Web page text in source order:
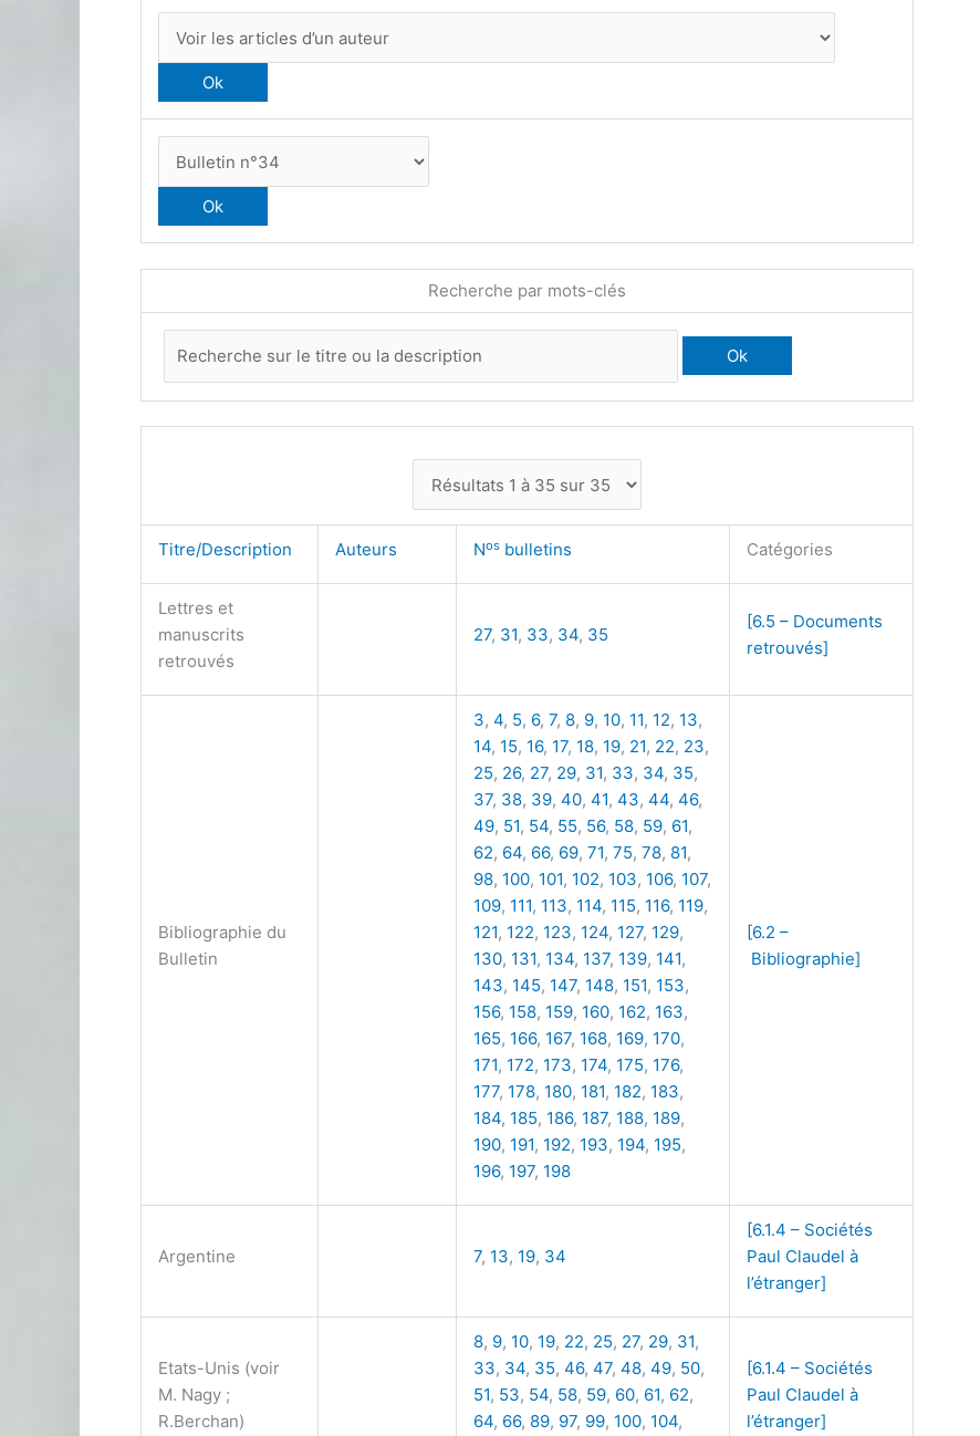
Recherche par mots-clés
Titre/Description Auteurs Nos bulletins Catégories
Lettres et
manuscrits
retrouvés
27, 31, 33, 34, 35
[6.5 – Documents
retrouvés]
Bibliographie du
Bulletin
3, 4, 5, 6, 7, 8, 9, 10, 11, 12, 13,
14, 15, 16, 17, 18, 19, 21, 22, 23,
25, 26, 27, 29, 31, 33, 34, 35,
37, 38, 39, 40, 41, 43, 44, 46,
49, 51, 54, 55, 56, 58, 59, 61,
62, 64, 66, 69, 71, 75, 78, 81,
98, 100, 101, 102, 103, 106, 107,
109, 111, 113, 114, 115, 116, 119,
121, 122, 123, 124, 127, 129,
130, 131, 134, 137, 139, 141,
143, 145, 147, 148, 151, 153,
156, 158, 159, 160, 162, 163,
165, 166, 167, 168, 169, 170,
171, 172, 173, 174, 175, 176,
177, 178, 180, 181, 182, 183,
184, 185, 186, 187, 188, 189,
190, 191, 192, 193, 194, 195,
196, 197, 198
[6.2 –
Bibliographie]
Argentine 7, 13, 19, 34
[6.1.4 – Sociétés
Paul Claudel à
l’étranger]
Etats-Unis (voir
M. Nagy ;
R.Berchan)
8, 9, 10, 19, 22, 25, 27, 29, 31,
33, 34, 35, 46, 47, 48, 49, 50,
51, 53, 54, 58, 59, 60, 61, 62,
64, 66, 89, 97, 99, 100, 104,
[6.1.4 – Sociétés
Paul Claudel à
l’étranger]